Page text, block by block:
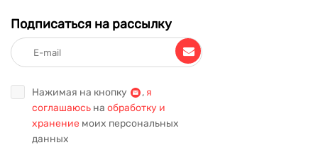
Подписаться на рассылку
Нажимая на кнопку , я
соглашаюсь на обработку и
хранение моих персональных
данных